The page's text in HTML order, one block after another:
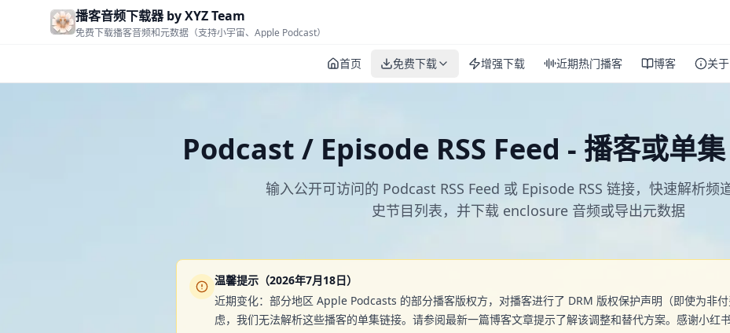
Skip to main content播客音频下载器 by XYZ Team
免费下载播客音频和元数据（支持小宇宙、Apple Podcast）
首页 免费下载 增强下载 近期热门播客 博客 关于
Podcast / Episode RSS Feed - 播客或单集
输入公开可访问的 Podcast RSS Feed 或 Episode RSS 链接，快速解析频
史节目列表，并下载 enclosure 音频或导出元数据
温馨提示（2026年7月18日）
近期变化：部分地区 Apple Podcasts 的部分播客版权方，对播客进行了 DRM 版权保护声明（即使为非
虑，我们无法解析这些播客的单集链接。请参阅最新一篇博客文章提示了解该调整和替代方案。感谢小红书